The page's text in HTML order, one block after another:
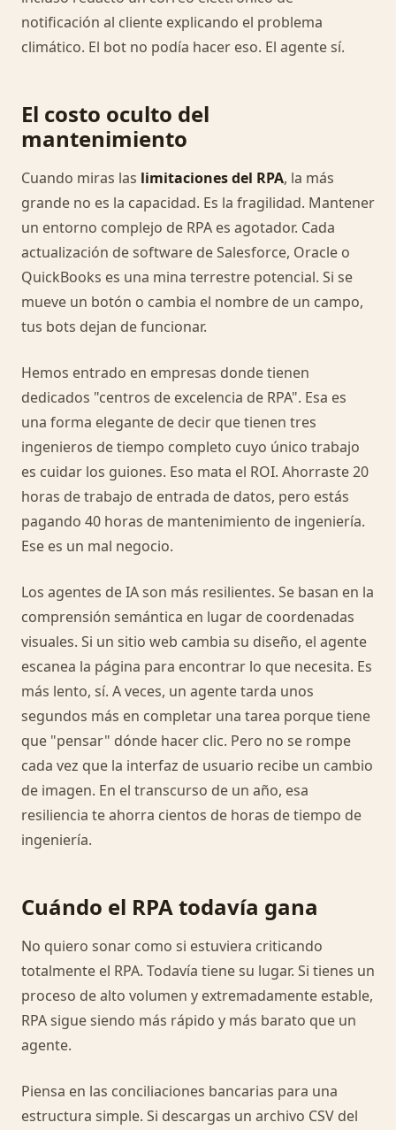
notificación al cliente explicando el problema
climático. El bot no podía hacer eso. El agente sí.
El costo oculto del
mantenimiento
Cuando miras las limitaciones del RPA, la más
grande no es la capacidad. Es la fragilidad. Mantener
un entorno complejo de RPA es agotador. Cada
actualización de software de Salesforce, Oracle o
QuickBooks es una mina terrestre potencial. Si se
mueve un botón o cambia el nombre de un campo,
tus bots dejan de funcionar.
Hemos entrado en empresas donde tienen
dedicados "centros de excelencia de RPA". Esa es
una forma elegante de decir que tienen tres
ingenieros de tiempo completo cuyo único trabajo
es cuidar los guiones. Eso mata el ROI. Ahorraste 20
horas de trabajo de entrada de datos, pero estás
pagando 40 horas de mantenimiento de ingeniería.
Ese es un mal negocio.
Los agentes de IA son más resilientes. Se basan en la
comprensión semántica en lugar de coordenadas
visuales. Si un sitio web cambia su diseño, el agente
escanea la página para encontrar lo que necesita. Es
más lento, sí. A veces, un agente tarda unos
segundos más en completar una tarea porque tiene
que "pensar" dónde hacer clic. Pero no se rompe
cada vez que la interfaz de usuario recibe un cambio
de imagen. En el transcurso de un año, esa
resiliencia te ahorra cientos de horas de tiempo de
ingeniería.
Cuándo el RPA todavía gana
No quiero sonar como si estuviera criticando
totalmente el RPA. Todavía tiene su lugar. Si tienes un
proceso de alto volumen y extremadamente estable,
RPA sigue siendo más rápido y más barato que un
agente.
Piensa en las conciliaciones bancarias para una
estructura simple. Si descargas un archivo CSV del